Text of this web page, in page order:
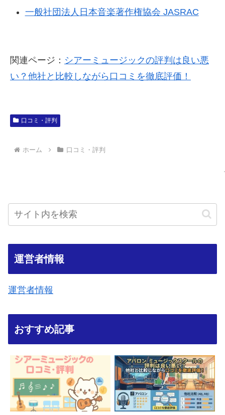
一般社団法人日本音楽著作権協会 JASRAC
関連ページ： シアーミュージックの評判は良い悪
い？他社と比較しながら口コミを徹底評価！
口コミ・評判
ホーム 口コミ・評判
運営者情報
運営者情報
おすすめ記事